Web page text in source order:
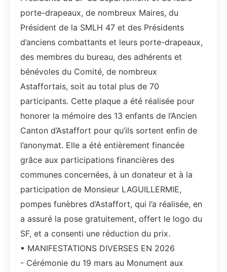
porte-drapeaux, de nombreux Maires, du
Président de la SMLH 47 et des Présidents
d’anciens combattants et leurs porte-drapeaux,
des membres du bureau, des adhérents et
bénévoles du Comité, de nombreux
Astaffortais, soit au total plus de 70
participants. Cette plaque a été réalisée pour
honorer la mémoire des 13 enfants de l’Ancien
Canton d’Astaffort pour qu’ils sortent enfin de
l’anonymat. Elle a été entièrement financée
grâce aux participations financières des
communes concernées, à un donateur et à la
participation de Monsieur LAGUILLERMIE,
pompes funèbres d’Astaffort, qui l’a réalisée, en
a assuré la pose gratuitement, offert le logo du
SF, et a consenti une réduction du prix.
▪ MANIFESTATIONS DIVERSES EN 2026
- Cérémonie du 19 mars au Monument aux